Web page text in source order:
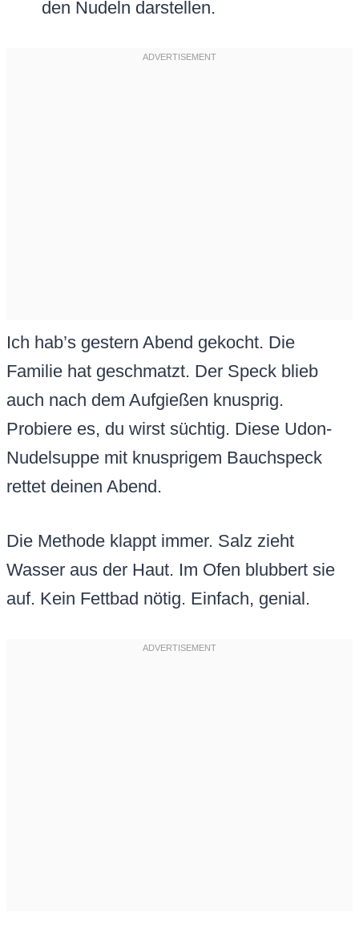
den Nudeln darstellen.
Ich hab’s gestern Abend gekocht. Die
Familie hat geschmatzt. Der Speck blieb
auch nach dem Aufgießen knusprig.
Probiere es, du wirst süchtig. Diese Udon-
Nudelsuppe mit knusprigem Bauchspeck
rettet deinen Abend.
Die Methode klappt immer. Salz zieht
Wasser aus der Haut. Im Ofen blubbert sie
auf. Kein Fettbad nötig. Einfach, genial.